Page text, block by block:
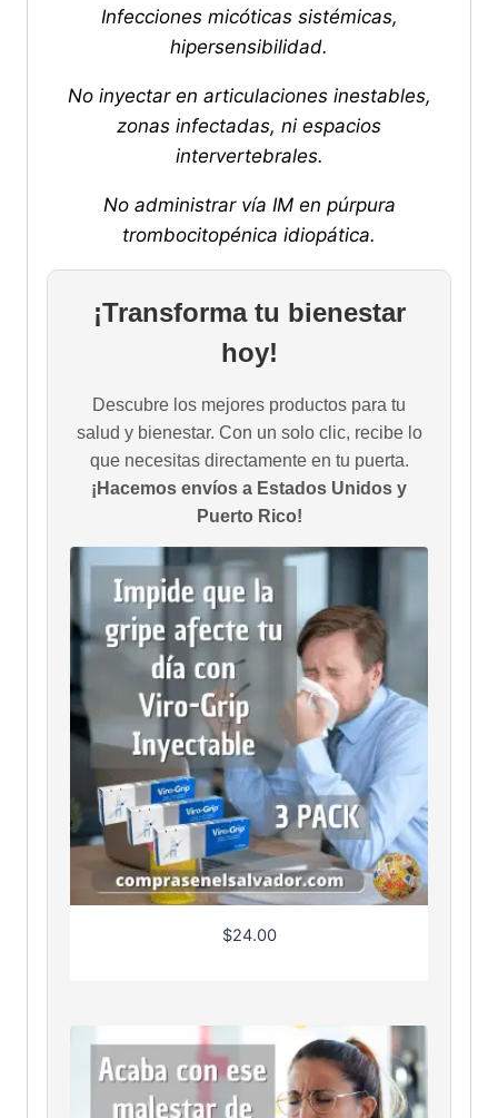
Infecciones micóticas sistémicas,
hipersensibilidad.
No inyectar en articulaciones inestables,
zonas infectadas, ni espacios
intervertebrales.
No administrar vía IM en púrpura
trombocitopénica idiopática.
¡Transforma tu bienestar
hoy!
Descubre los mejores productos para tu
salud y bienestar. Con un solo clic, recibe lo
que necesitas directamente en tu puerta.
¡Hacemos envíos a Estados Unidos y
Puerto Rico!
$24.00